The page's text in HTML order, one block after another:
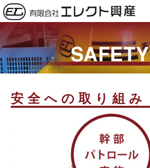
SAFETY
安全への取り組み